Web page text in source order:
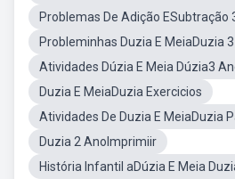
Problemas De Adição ESubtração
Probleminhas Duzia E MeiaDuzia
Atividades Dúzia E Meia Dúzia3
Duzia E MeiaDuzia Exercicios
Atividades De Duzia E MeiaDuzia
Duzia 2 AnoImprimiir
História Infantil aDúzia E Meia